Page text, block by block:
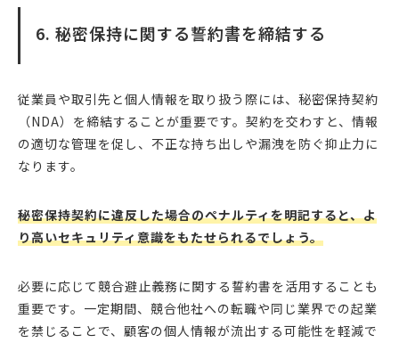
6. 秘密保持に関する誓約書を締結する
従業員や取引先と個人情報を取り扱う際には、秘密保持契約
（NDA）を締結することが重要です。契約を交わすと、情報
の適切な管理を促し、不正な持ち出しや漏洩を防ぐ抑止力に
なります。
秘密保持契約に違反した場合のペナルティを明記すると、よ
り高いセキュリティ意識をもたせられるでしょう。
必要に応じて競合避止義務に関する誓約書を活用することも
重要です。一定期間、競合他社への転職や同じ業界での起業
を禁じることで、顧客の個人情報が流出する可能性を軽減で